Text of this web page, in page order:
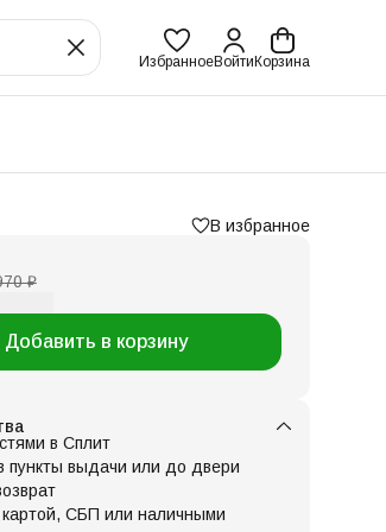
ИзбранноеВойти Корзина
В избранное
₽
Добавить в корзину
в Сплит
пункты выдачи или до двери
СБП или наличными